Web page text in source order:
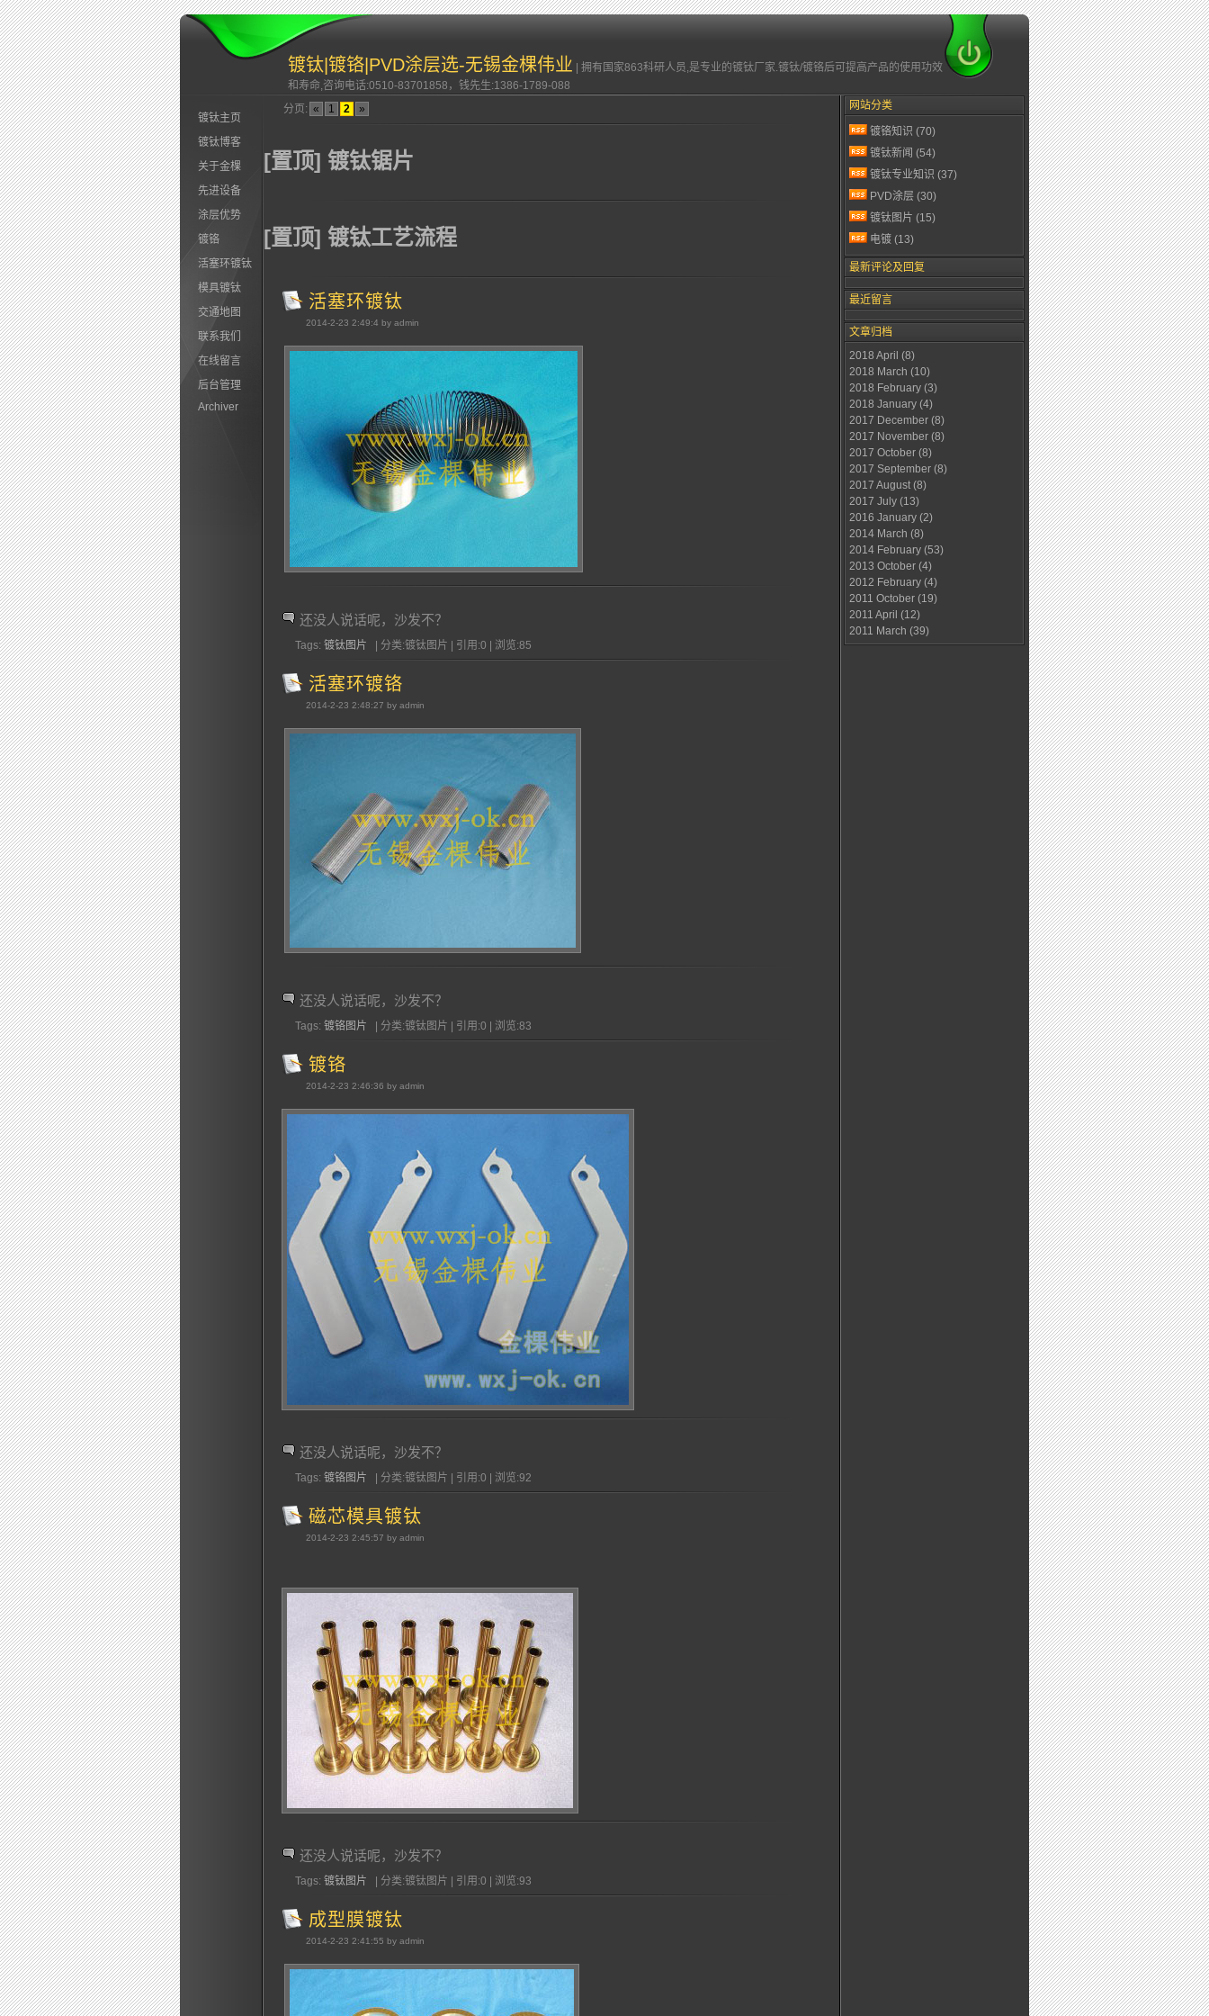
镀钛|镀铬|PVD涂层选-无锡金棵伟业 | 拥有国家863科研人员,是专业的镀钛厂家.镀钛/镀铬后可提高产品的使用功效
和寿命,咨询电话:0510-83701858，钱先生:1386-1789-088
镀钛主页
镀钛博客
关于金棵
先进设备
涂层优势
镀铬
活塞环镀钛
模具镀钛
交通地图
联系我们
在线留言
后台管理
Archiver
分页: « 1 2 »
[置顶] 镀钛锯片
[置顶] 镀钛工艺流程
活塞环镀钛
2014-2-23 2:49:4 by admin
还没人说话呢，沙发不？
Tags: 镀钛图片 | 分类:镀钛图片 | 引用:0 | 浏览:85
活塞环镀铬
2014-2-23 2:48:27 by admin
还没人说话呢，沙发不？
Tags: 镀铬图片 | 分类:镀钛图片 | 引用:0 | 浏览:83
镀铬
2014-2-23 2:46:36 by admin
还没人说话呢，沙发不？
Tags: 镀铬图片 | 分类:镀钛图片 | 引用:0 | 浏览:92
磁芯模具镀钛
2014-2-23 2:45:57 by admin
还没人说话呢，沙发不？
Tags: 镀钛图片 | 分类:镀钛图片 | 引用:0 | 浏览:93
成型膜镀钛
2014-2-23 2:41:55 by admin
网站分类
镀铬知识 (70)
镀钛新闻 (54)
镀钛专业知识 (37)
PVD涂层 (30)
镀钛图片 (15)
电镀 (13)
最新评论及回复
最近留言
文章归档
2018 April (8)
2018 March (10)
2018 February (3)
2018 January (4)
2017 December (8)
2017 November (8)
2017 October (8)
2017 September (8)
2017 August (8)
2017 July (13)
2016 January (2)
2014 March (8)
2014 February (53)
2013 October (4)
2012 February (4)
2011 October (19)
2011 April (12)
2011 March (39)